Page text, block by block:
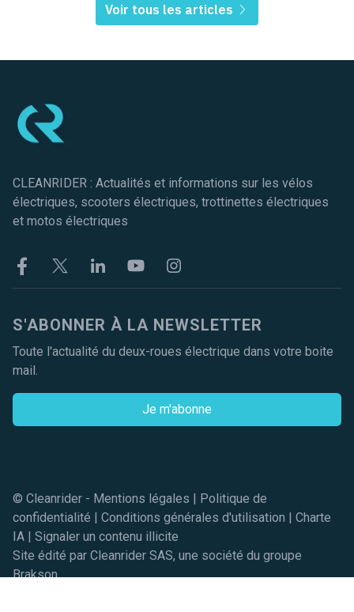
Voir tous les articles
CLEANRIDER : Actualités et informations sur les vélos
électriques, scooters électriques, trottinettes électriques
et motos électriques
FacebookTwitter LinkekinYoutubeInstagram
S'ABONNER À LA NEWSLETTER
Toute l'actualité du deux-roues électrique dans votre boite
mail.
Je m'abonne
© Cleanrider - Mentions légales | Politique de
confidentialité | Conditions générales d'utilisation | Charte
IA | Signaler un contenu illicite
Site édité par Cleanrider SAS, une société du groupe
Brakson